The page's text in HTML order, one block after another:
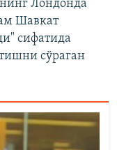
Лондонда
Шавкат
сифатида
сўраган